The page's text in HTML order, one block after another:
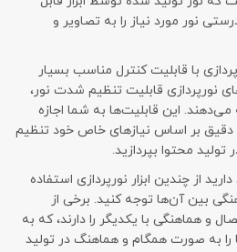
نور مورد نیاز را به تصاویر و
با قابلیت کنترل مناسب بسیار
نورپردازی قابلیت تنظیم شدت نور،
می‌دهند. این قابلیت‌ها به شما اجازه
دقیق بر اساس نیازهای خاص خود تنظیم
محتوا بپردازید.
از چندین ابزار نورپردازی استفاده
بین آن‌ها توجه کنید. برخی از
و هماهنگی با یکدیگر را دارند، که به
را به صورت همگام و هماهنگ در تولید